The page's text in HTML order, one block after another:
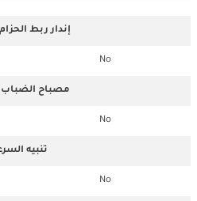
إندار ربط
No
مصباح الضباب
No
تنبيه
No